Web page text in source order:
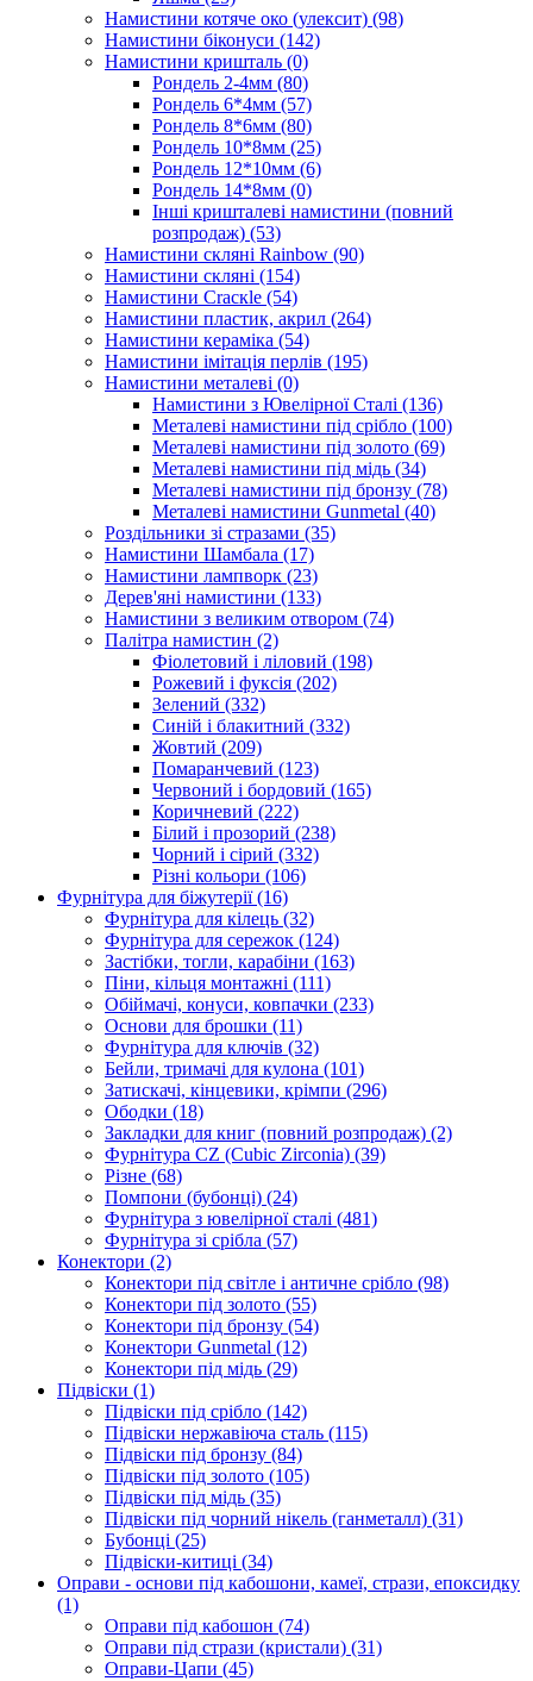
Намистини котяче око (улексит) (98)
Намистини біконуси (142)
Намистини кришталь (0)
Рондель 2-4мм (80)
Рондель 6*4мм (57)
Рондель 8*6мм (80)
Рондель 10*8мм (25)
Рондель 12*10мм (6)
Рондель 14*8мм (0)
Інші кришталеві намистини (повний
розпродаж) (53)
Намистини скляні Rainbow (90)
Намистини скляні (154)
Намистини Cracкle (54)
Намистини пластик, акрил (264)
Намистини кераміка (54)
Намистини імітація перлів (195)
Намистини металеві (0)
Намистини з Ювелірної Сталі (136)
Металеві намистини під срібло (100)
Металеві намистини під золото (69)
Металеві намистини під мідь (34)
Металеві намистини під бронзу (78)
Металеві намистини Gunmetal (40)
Роздільники зі стразами (35)
Намистини Шамбала (17)
Намистини лампворк (23)
Дерев'яні намистини (133)
Намистини з великим отвором (74)
Палітра намистин (2)
Фіолетовий і ліловий (198)
Рожевий і фуксія (202)
Зелений (332)
Синій і блакитний (332)
Жовтий (209)
Помаранчевий (123)
Червоний і бордовий (165)
Коричневий (222)
Білий і прозорий (238)
Чорний і сірий (332)
Різні кольори (106)
Фурнітура для біжутерії(16)
Фурнітура для кілець (32)
Фурнітура для сережок (124)
Застібки, тогли, карабіни (163)
Піни, кільця монтажні (111)
Обіймачі, конуси, ковпачки (233)
Основи для брошки (11)
Фурнітура для ключів (32)
Бейли, тримачі для кулона (101)
Затискачі, кінцевики, крімпи (296)
Ободки (18)
Закладки для книг (повний розпродаж) (2)
Фурнітура CZ (Cubic Zirconia) (39)
Різне (68)
Помпони (бубонці) (24)
Фурнітура з ювелірної сталі (481)
Фурнітура зі срібла (57)
Конектори (2)
Конектори під світле і античне срібло (98)
Конектори під золото (55)
Конектори під бронзу (54)
Конектори Gunmetal (12)
Конектори під мідь (29)
Підвіски (1)
Підвіски під срібло (142)
Підвіски нержавіюча сталь (115)
Підвіски під бронзу (84)
Підвіски під золото (105)
Підвіски під мідь (35)
Підвіски під чорний нікель (ганметалл) (31)
Бубонці (25)
Підвіски-китиці (34)
Оправи - основи під кабошони, камеї, стрази, епоксидку
(1)
Оправи під кабошон (74)
Оправи під стрази (кристали) (31)
Оправи-Цапи (45)